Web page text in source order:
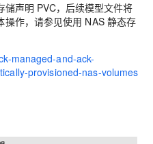
声明 PVC，后续模型文件将
作，请参见使用 NAS 静态存
managed-and-ack-
provisioned-nas-volumes